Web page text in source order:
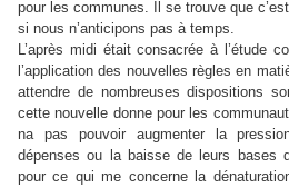
pour les communes. Il se trouve que
si nous n’anticipons pas à temps.
L’après midi était consacrée à l’étude
l’application des nouvelles règles en
attendre de nombreuses dispositions
cette nouvelle donne pour les
na pas pouvoir augmenter la
dépenses ou la baisse de leurs bases
pour ce qui me concerne la